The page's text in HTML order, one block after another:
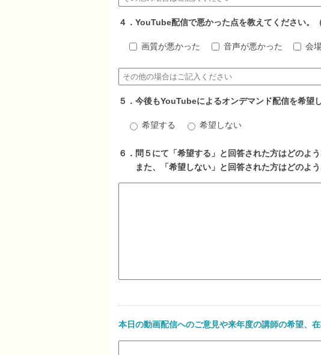
４．YouTube配信で悪かった点を教えてください。
画質が悪かった 音声が悪かった 会
５．今後もYouTubeによるオンデマンド配信を希望し
希望する 希望しない
６．問５にて「希望する」と回答された方はどのよ
また、「希望しない」と回答された方はどのよう
本日の動画配信へのご意見や来年度の講師の希望、